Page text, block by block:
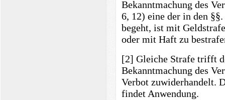
Bekanntmachung des
6, 12) eine der in den
begeht, ist mit
oder mit Haft zu
[2] Gleiche Strafe trifft
Bekanntmachung des
Verbot zuwiderhandelt.
findet Anwendung.